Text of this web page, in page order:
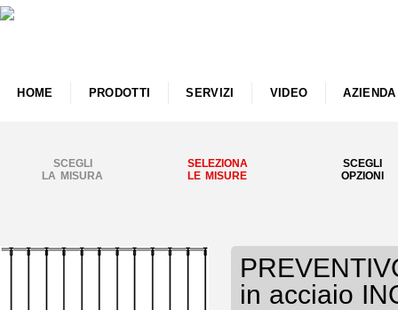
HOME PRODOTTI SERVIZI VIDEO AZIENDA
SCEGLI
LA MISURA
SELEZIONA
LE MISURE
SCEGLI
OPZIONI
in acciaio